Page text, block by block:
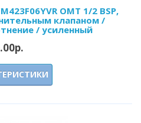
OMT 1/2 BSP,
клапаном /
/ усиленный